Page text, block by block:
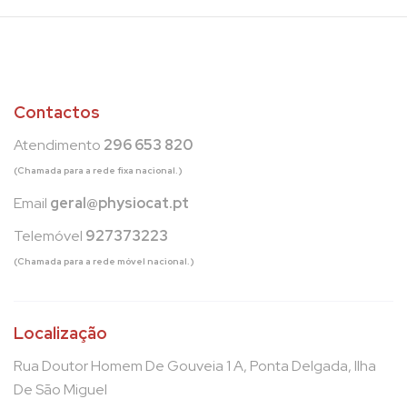
Contactos
Atendimento 296 653 820
(Chamada para a rede fixa nacional.)
Email geral@physiocat.pt
Telemóvel 927373223
(Chamada para a rede móvel nacional.)
Localização
Rua Doutor Homem De Gouveia 1 A, Ponta Delgada, Ilha
De São Miguel